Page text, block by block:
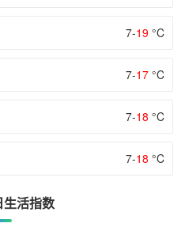
7-19 °C
7-17 °C
7-18 °C
7-18 °C
活指数